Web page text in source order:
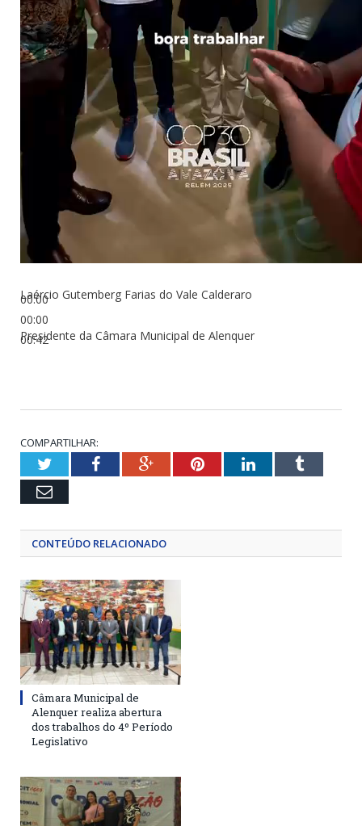
00:00
00:00
00:42
Laércio Gutemberg Farias do Vale Calderaro
Presidente da Câmara Municipal de Alenquer
COMPARTILHAR:
TwitterFacebookGoogle+PinterestLinkedInTumblr
Email
CONTEÚDO RELACIONADO
Câmara Municipal de
Alenquer realiza abertura
dos trabalhos do 4º Período
Legislativo